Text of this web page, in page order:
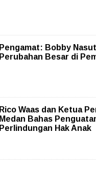
Pengamat: Bobby
Perubahan Besar di
Rico Waas dan Ketua
Medan Bahas
Perlindungan Hak Anak